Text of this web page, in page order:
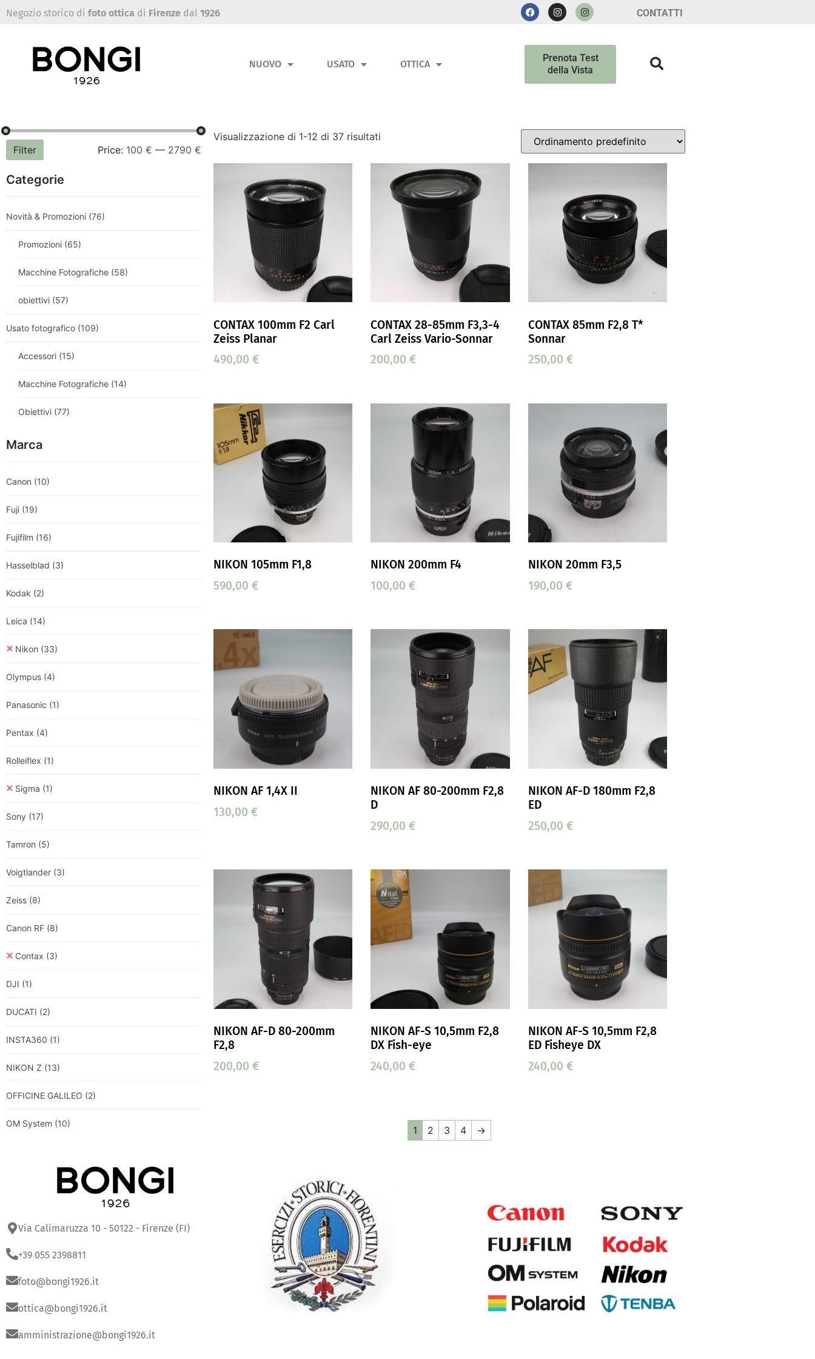
Negozio storico di foto ottica di Firenze dal 1926 CONTATTI
NUOVO USATO OTTICA
Prenota Test
della Vista
Filter Price: 100 € — 2790 €
Categorie
Novità & Promozioni (76)
Promozioni (65)
Macchine Fotografiche (58)
obiettivi (57)
Usato fotografico (109)
Accessori (15)
Macchine Fotografiche (14)
Obiettivi (77)
Marca
Canon (10)
Fuji (19)
Fujifilm (16)
Hasselblad (3)
Kodak (2)
Leica (14)
Nikon (33)
Olympus (4)
Panasonic (1)
Pentax (4)
Rolleiflex (1)
Sigma (1)
Sony (17)
Tamron (5)
Voigtlander (3)
Zeiss (8)
Canon RF (8)
Contax (3)
DJI (1)
DUCATI (2)
INSTA360 (1)
NIKON Z (13)
OFFICINE GALILEO (2)
OM System (10)
Visualizzazione di 1-12 di 37 risultati
CONTAX 100mm F2 Carl
Zeiss Planar
490,00 €
CONTAX 28-85mm F3,3-4
Carl Zeiss Vario-Sonnar
200,00€
CONTAX 85mm F2,8 T*
Sonnar
250,00 €
NIKON 105mm F1,8
590,00 €
NIKON 200mm F4
100,00€
NIKON 20mm F3,5
190,00 €
NIKON AF 1,4X II
130,00 €
NIKON AF 80-200mm F2,8
D
290,00€
NIKON AF-D 180mm F2,8
ED
250,00 €
NIKON AF-D 80-200mm
F2,8
200,00 €
NIKON AF-S 10,5mm F2,8
DX Fish-eye
240,00€
NIKON AF-S 10,5mm F2,8
ED Fisheye DX
240,00 €
1 2 3 4 →
Via Calimaruzza 10 - 50122 - Firenze (FI)
+39 055 2398811
foto@bongi1926.it
ottica@bongi1926.it
amministrazione@bongi1926.it